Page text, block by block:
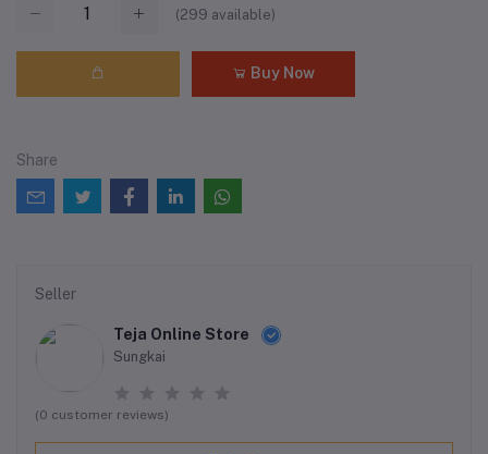
(299 available)
Buy Now
Share
Seller
Teja Online Store
Sungkai
(0 customer reviews)